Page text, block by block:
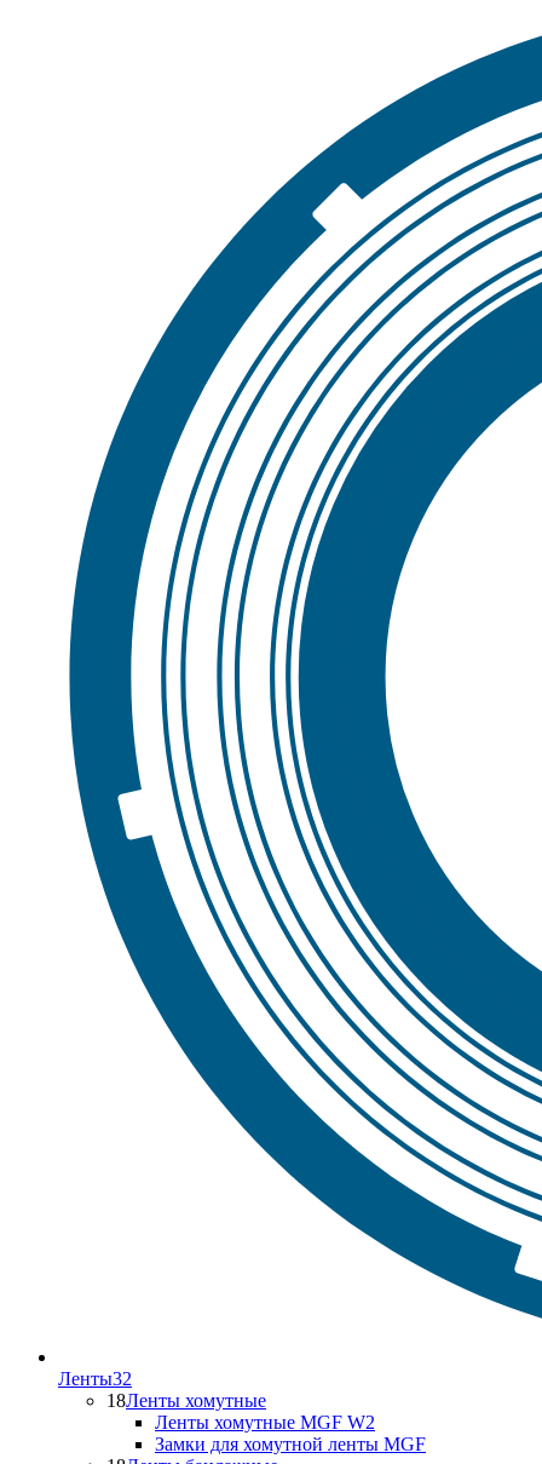
Ленты32
18Ленты хомутные
Ленты хомутные MGF W2
Замки для хомутной ленты MGF